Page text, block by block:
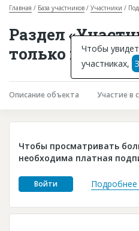
Горячие объекты
База строящихся объектов
Инвестпроекты
Глоссарий
Платные услуги
Пресс-релизы
Главная База участников Участники
Раздел
только
Описание объекта Участие в
Чтобы просматривать
необходима платная
Войти
Чтобы
участниках,